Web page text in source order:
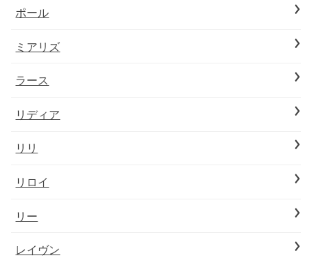
ポール
ミアリズ
ラース
リディア
リリ
リロイ
リー
レイヴン